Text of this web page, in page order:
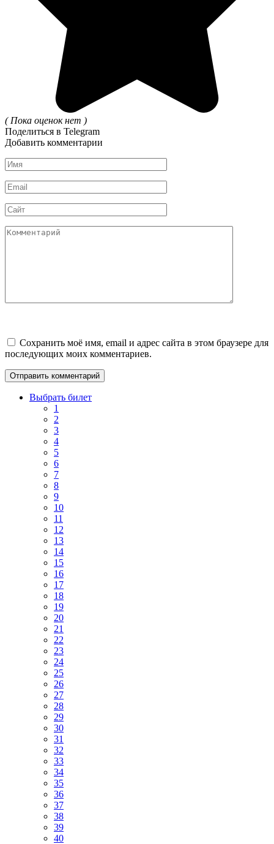
( Пока оценок нет )
Поделиться в Telegram
Добавить комментарии
Имя
*
Email
*
Сайт
Комментарий
Сохранить моё имя, email и адрес сайта в этом браузере для
последующих моих комментариев.
Выбрать билет
1
2
3
4
5
6
7
8
9
10
11
12
13
14
15
16
17
18
19
20
21
22
23
24
25
26
27
28
29
30
31
32
33
34
35
36
37
38
39
40